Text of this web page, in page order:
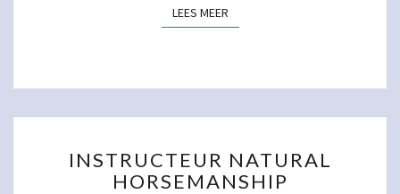
LEES MEERLEES MEER
NATURAL
HORSEMANSHIP
INSTRUCTEUR NATURAL
HORSEMANSHIP